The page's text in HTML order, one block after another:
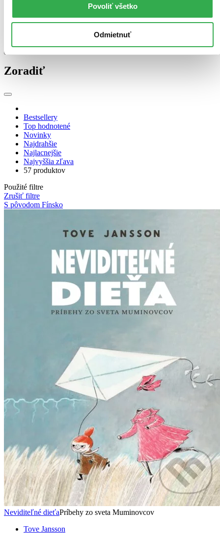
Povoliť všetko
Odmietnuť
Od 8 do 12 € (0 titulov)Od 8 do 12 €
Od 12 do 16 € (0 titulov)Od 12 do 16 €
Viac ako 16 € (0 titulov)Viac ako 16 €
Zúžiť výber
Zoradiť
Bestsellery
Top hodnotené
Novinky
Najdrahšie
Najlacnejšie
Najvyššia zľava
57 produktov
Použité filtre
Zrušiť filtre
S pôvodom Fínsko
Neviditeľné dieťaPríbehy zo sveta Muminovcov
Tove Jansson